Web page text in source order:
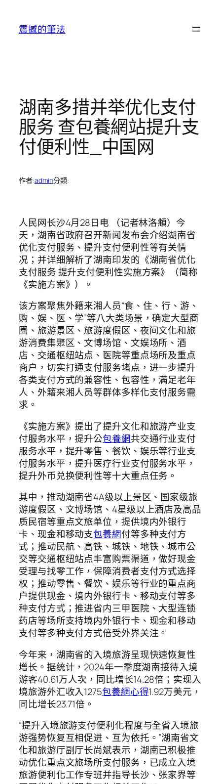
震撼的筆法
湖南多措并举优化支付
服务 查包養網站提升支
付便利性_中国网
作者:admin分類:
人民网长沙4月28日电 （记者林洛頫）今
天，湖南省政府召开新闻发布会介绍湖南省
优化支付服务、提升支付便利性等有关情
况；并详细解析了湖南印发的《湖南省优化
支付服务 提升支付便利性实施方案》（简称
《实施方案》）。
该方案聚焦外籍来湘人员“食、住、行、游、
购、娱、医、学”等八大类场景，确定大型商
圈、旅游景区、旅游度假区、夜间文化和旅
游消费集聚区、文博场馆、文娱场所、酒
店、交通枢纽站点、医院等重点场所及重点
商户，切实打通支付服务堵点，进一步提升
各类支付方式的兼容性、包容性，满足老年
人、外籍来湘人员等群体多样化支付服务需
求。
《实施方案》提出了提升文化和旅游产业支
付服务水平，提升公包養網共交通行业支付
服务水平，提升零售、餐饮、娱乐等行业支
付服务水平，提升医疗行业支付服务水平，
提升外币兑换便利性等十大重点任务。
其中，推动湖南省4A级以上景区、国家级旅
游度假区、文博场馆、4星级以上酒店及高品
质民宿等重点文旅单位，提供境内外银行
卡、现金和移动支包養網付等多种支付方
式；推动民航、高铁、城铁、地铁、城市公
交等交通枢纽站点丰富购票渠道，做好现金
受理与找零工作，保障消费者支付方式选择
权；推动零售、餐饮、娱乐等行业的重点商
户提供现金、境内外银行卡、移动支付等多
种支付方式；推进省内三甲医院、大型连锁
药店等场所支持境内外银行卡、现金和移动
支付等多种支付方式倍受外界关注。
今年来，湖南省的入境旅游呈现快速恢复性
增长。据统计，2024年一季度湖南接待入境
游客40.61万人次，同比增长14.28倍；实现入
境旅游外汇收入1275包養網心得1.92万美元，
同比增长23.71倍。
“提升入境旅游支付便利化程度与全省入境旅
游强势恢复互相促进、互为依托。”湖南省文
化和旅游厅副厅长尚斌表示，湖南已积极推
动优化重点文旅场所支付服务，已成立入境
旅游便利化工作专班并指导长沙、张家界等